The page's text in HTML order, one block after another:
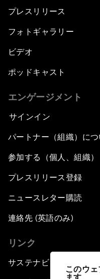
このウ
ます
プレスリリース
フォトギャラリー
ビデオ
ポッドキャスト
エンゲージメント
サインイン
パートナー（組織）につ
参加する（個人、組織）
プレスリリース登録
ニュースレター購読
連絡先 (英語のみ)
リンク
サステナビリティへの取